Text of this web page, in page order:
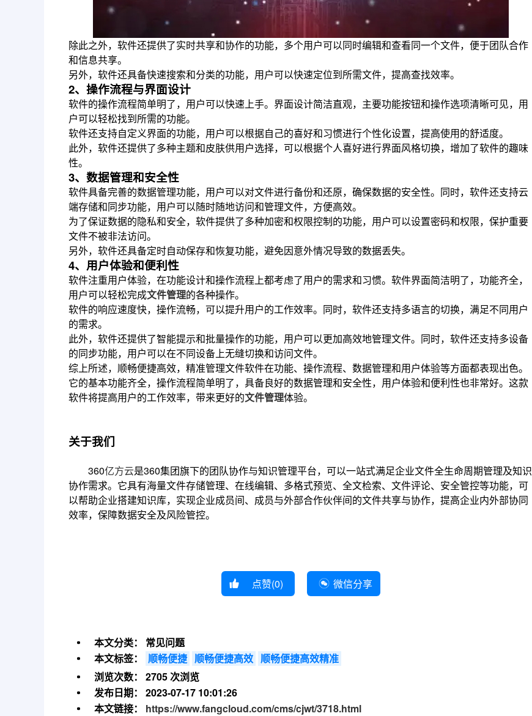
除此之外，软件还提供了实时共享和协作的功能，多个用户可以同时编辑和查看同一个文件，便于团队合作
和信息共享。
另外，软件还具备快速搜索和分类的功能，用户可以快速定位到所需文件，提高查找效率。
2、操作流程与界面设计
软件的操作流程简单明了，用户可以快速上手。界面设计简洁直观，主要功能按钮和操作选项清晰可见，用
户可以轻松找到所需的功能。
软件还支持自定义界面的功能，用户可以根据自己的喜好和习惯进行个性化设置，提高使用的舒适度。
此外，软件还提供了多种主题和皮肤供用户选择，可以根据个人喜好进行界面风格切换，增加了软件的趣味
性。
3、数据管理和安全性
软件具备完善的数据管理功能，用户可以对文件进行备份和还原，确保数据的安全性。同时，软件还支持云
端存储和同步功能，用户可以随时随地访问和管理文件，方便高效。
为了保证数据的隐私和安全，软件提供了多种加密和权限控制的功能，用户可以设置密码和权限，保护重要
文件不被非法访问。
另外，软件还具备定时自动保存和恢复功能，避免因意外情况导致的数据丢失。
4、用户体验和便利性
软件注重用户体验，在功能设计和操作流程上都考虑了用户的需求和习惯。软件界面简洁明了，功能齐全，
用户可以轻松完成文件管理的各种操作。
软件的响应速度快，操作流畅，可以提升用户的工作效率。同时，软件还支持多语言的切换，满足不同用户
的需求。
此外，软件还提供了智能提示和批量操作的功能，用户可以更加高效地管理文件。同时，软件还支持多设备
的同步功能，用户可以在不同设备上无缝切换和访问文件。
综上所述，顺畅便捷高效，精准管理文件软件在功能、操作流程、数据管理和用户体验等方面都表现出色。
它的基本功能齐全，操作流程简单明了，具备良好的数据管理和安全性，用户体验和便利性也非常好。这款
软件将提高用户的工作效率，带来更好的文件管理体验。
关于我们
360亿方云是360集团旗下的团队协作与知识管理平台，可以一站式满足企业文件全生命周期管理及知识
协作需求。它具有海量文件存储管理、在线编辑、多格式预览、全文检索、文件评论、安全管控等功能，可
以帮助企业搭建知识库，实现企业成员间、成员与外部合作伙伴间的文件共享与协作，提高企业内外部协同
效率，保障数据安全及风险管控。
点赞(0) 微信分享
本文分类：
常见问题
本文标签：
顺畅便捷 顺畅便捷高效 顺畅便捷高效精准
浏览次数：
2705 次浏览
发布日期：
2023-07-17 10:01:26
本文链接：
https://www.fangcloud.com/cms/cjwt/3718.html